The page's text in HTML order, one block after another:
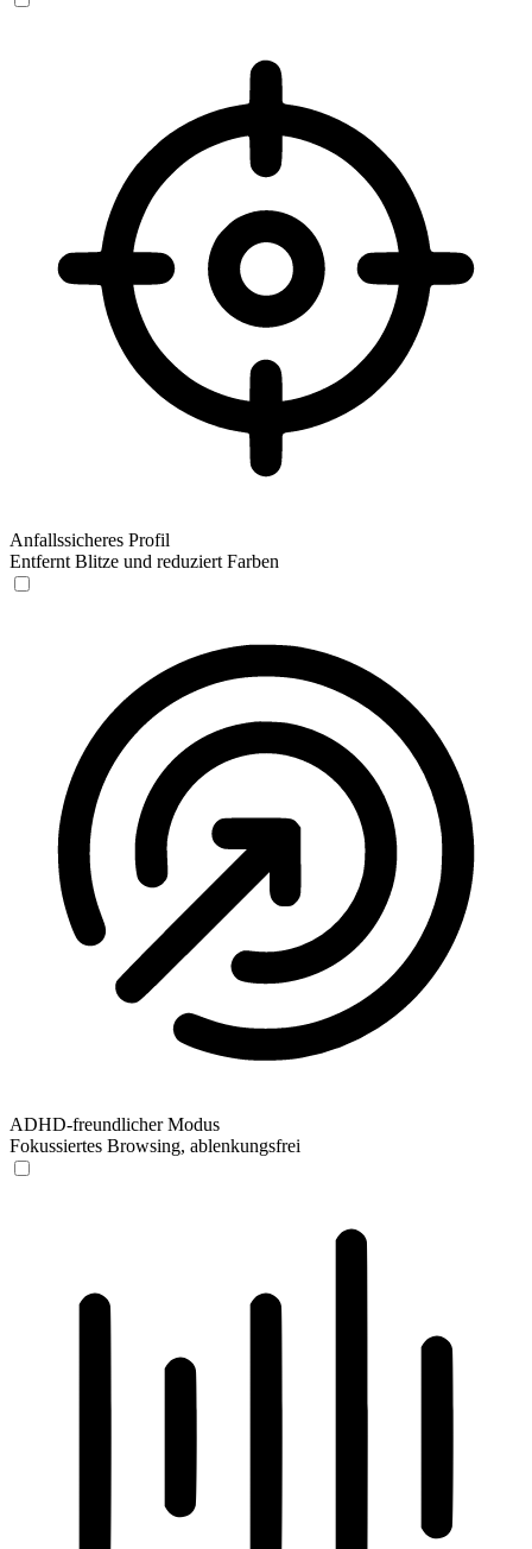
Anfallssicheres Profil
Entfernt Blitze und reduziert Farben
ADHD-freundlicher Modus
Fokussiertes Browsing, ablenkungsfrei